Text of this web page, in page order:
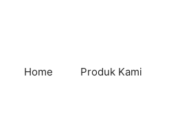
Home Produk Kami